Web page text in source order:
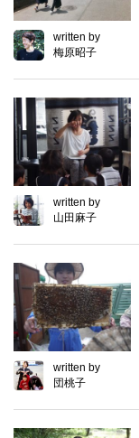
written by
梅原昭子
written by
山田麻子
written by
団桃子